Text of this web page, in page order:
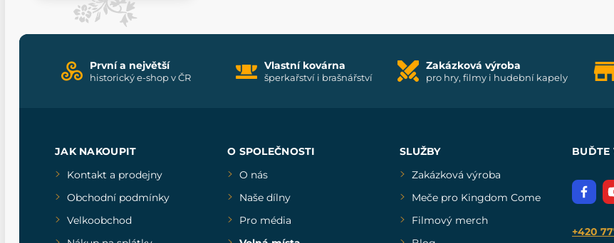
První a největší
historický e-shop v ČR
Vlastní kovárna
šperkařství i brašnářství
Zakázková výroba
pro hry, filmy i hudební kapely
JAK NAKOUPIT
Kontakt a prodejny
Obchodní podmínky
Velkoobchod
O SPOLEČNOSTI
O nás
Naše dílny
Pro média
SLUŽBY
Zakázková výroba
Meče pro Kingdom Come
Filmový merch
BUĎTE
+420